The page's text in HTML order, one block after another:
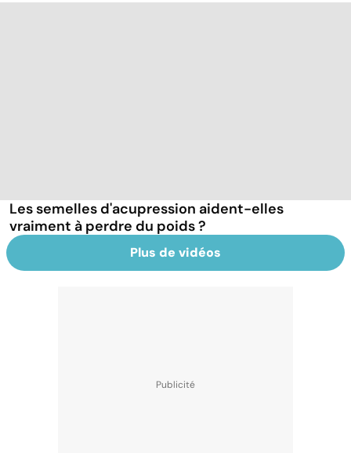
Les semelles d'acupression aident-elles
vraiment à perdre du poids ?
Plus de vidéos